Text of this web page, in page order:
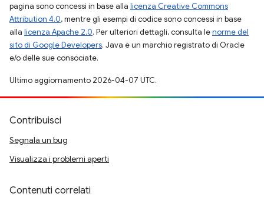
pagina sono concessi in base alla licenza Creative Commons
Attribution 4.0, mentre gli esempi di codice sono concessi in base
alla licenza Apache 2.0. Per ulteriori dettagli, consulta lenorme del
sito di Google Developers. Java è un marchio registrato di Oracle
e/o delle sue consociate.
Ultimo aggiornamento 2026-04-07 UTC.
Contribuisci
Segnala un bug
Visualizza i problemi aperti
Contenuti correlati